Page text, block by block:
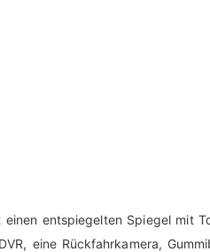
einen entspiegelten Spiegel mit
eine Rückfahrkamera,